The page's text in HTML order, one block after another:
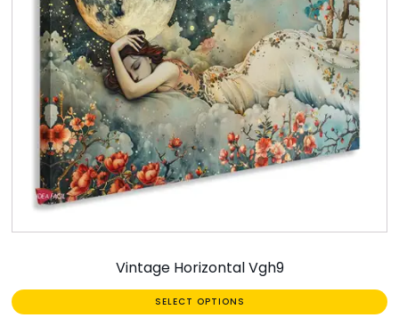
Vintage Horizontal Vgh9
SELECT OPTIONS